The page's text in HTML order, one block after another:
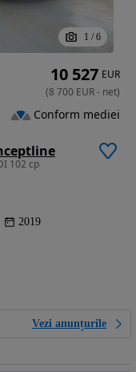
1 / 6
102 cp
2019
Vezi anunțurile
10 527 EUR
(8 700 EUR- net)
Conform mediei